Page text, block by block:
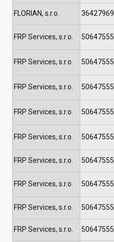
FLORIAN, s.r.o. 36427969
FRP Services, s.r.o. 50647555
FRP Services, s.r.o. 50647555
FRP Services, s.r.o. 50647555
FRP Services, s.r.o. 50647555
FRP Services, s.r.o. 50647555
FRP Services, s.r.o. 50647555
FRP Services, s.r.o. 50647555
FRP Services, s.r.o. 50647555
FRP Services, s.r.o. 50647555